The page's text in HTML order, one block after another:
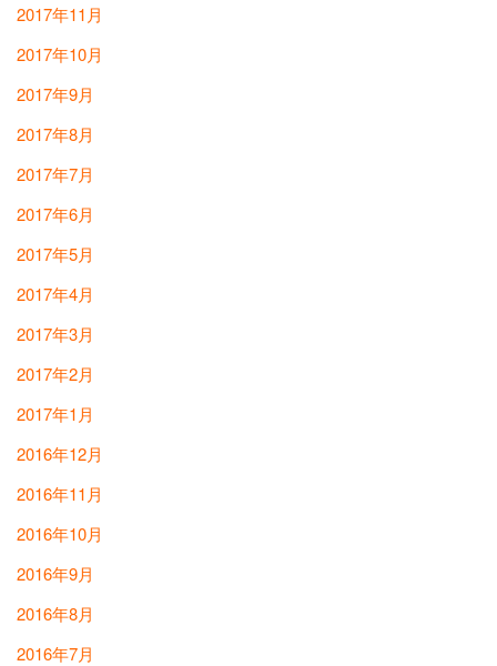
2017年11月
2017年10月
2017年9月
2017年8月
2017年7月
2017年6月
2017年5月
2017年4月
2017年3月
2017年2月
2017年1月
2016年12月
2016年11月
2016年10月
2016年9月
2016年8月
2016年7月